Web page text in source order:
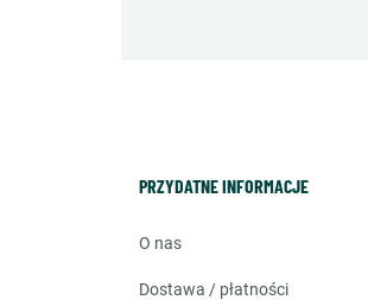
PRZYDATNE INFORMACJE
o nas
dostawa / płatności